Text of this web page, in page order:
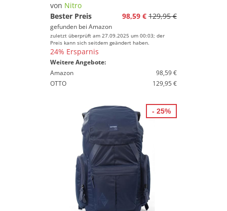
von Nitro
Bester Preis
98,59 € 129,95 €
gefunden bei Amazon
zuletzt überprüft am 27.09.2025 um 00:03; der
Preis kann sich seitdem geändert haben.
24% Ersparnis
Weitere Angebote:
Amazon
98,59 €
OTTO
129,95 €
- 25%